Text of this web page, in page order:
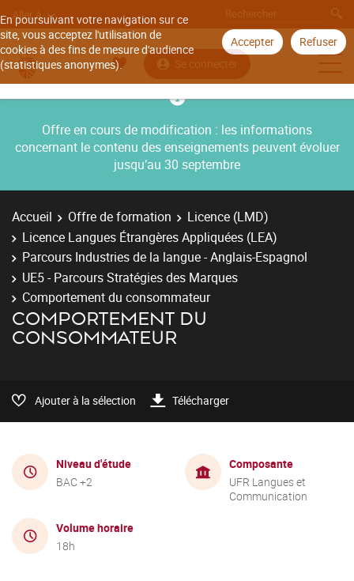
En poursuivant votre navigation sur ce
site, vous acceptez l'utilisation de
cookies à des fins de mesure d'audience
(statistiques anonymes).
Accepter Refuser
Aller à
Se connecter
Offre en cours de modification : les informations
concernant le contenu des enseignements peuvent évoluer
jusqu’au 30 septembre
Accueil Offre de formation
Licence (LMD)
Licence Langues Étrangères Appliquées (LEA)
Parcours Industries de la langue - Anglais-Espagnol
UE5 - Parcours Stratégies des Marques
Comportement du consommateur
COMPORTEMENT DU
CONSOMMATEUR
Ajouter à la sélection Télécharger
Niveau d'étude
BAC +2
Composante
UFR Langues et
Communication
Volume horaire
18h